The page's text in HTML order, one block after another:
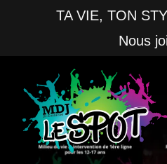
TA VIE, TON
Nous